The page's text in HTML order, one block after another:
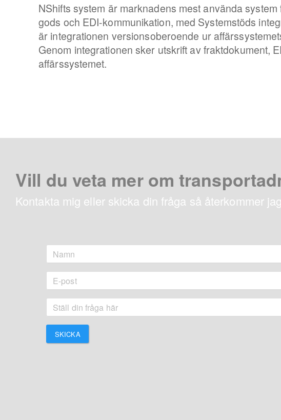
NShifts system är marknadens mest använda
gods och EDI-kommunikation, med Systemstöds
är integrationen versionsoberoende ur
Genom integrationen sker utskrift av fraktdokument,
affärssystemet.
Vill du veta mer om
Kontakta mig eller skicka din fråga så återkommer
SKICKA